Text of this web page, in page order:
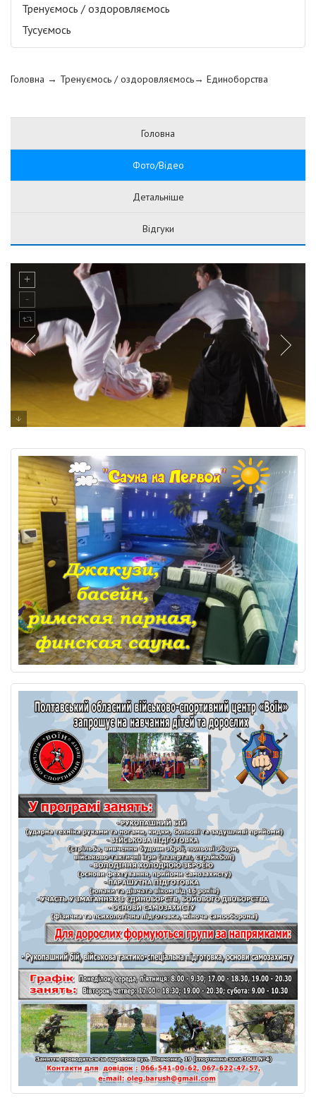
Тренуємось / оздоровляємось
Тусуємось
Головна → Тренуємось / оздоровляємось→ Единоборства
Головна
Фото/Відео
Детальніше
Відгуки